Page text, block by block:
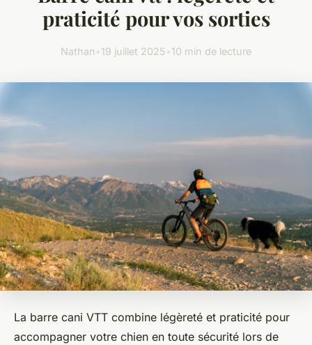
praticité pour vos sorties
Nathan •19 juillet 2025•10 min de lecture
La barre cani VTT combine légèreté et praticité pour
accompagner votre chien en toute sécurité lors de